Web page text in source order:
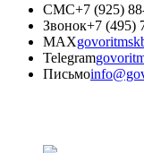
СМС+7 (925)
Звонок+7 (495)
MAX
Telegram
Письмо